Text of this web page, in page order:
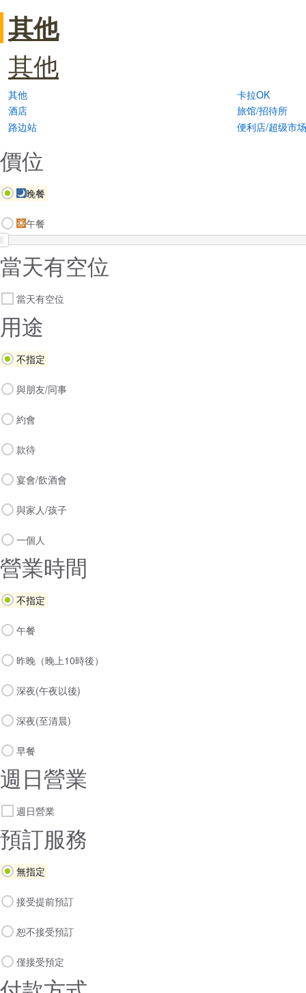
其他
其他
其他
卡拉OK
酒店
旅馆/招待所
路边站
便利店/超级市场
價位
晚餐
午餐
當天有空位
當天有空位
用途
不指定
與朋友/同事
約會
款待
宴會/飲酒會
與家人/孩子
一個人
營業時間
不指定
午餐
昨晚（晚上10時後）
深夜(午夜以後)
深夜(至清晨)
早餐
週日營業
週日營業
預訂服務
無指定
接受提前預訂
恕不接受預訂
僅接受預定